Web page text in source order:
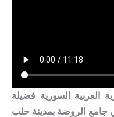
العربية السورية فضيلة
جامع الروضة بمدينة حلب